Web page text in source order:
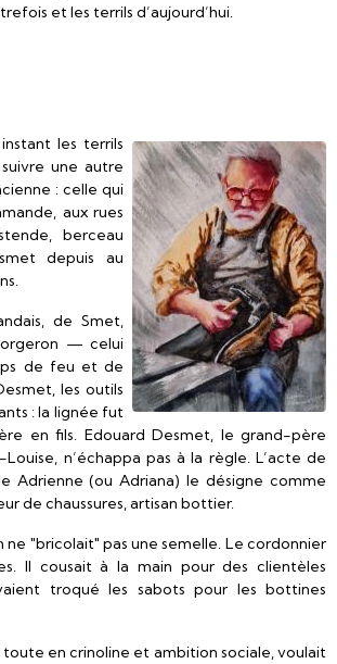
et les terrils d’aujourd’hui.
les terrils
une autre
: celle qui
aux rues
berceau
depuis au
de Smet,
— celui
de feu et de
les outils
: la lignée fut
en fils. Edouard Desmet, le grand-père
n’échappa pas à la règle. L’acte de
Adrienne (ou Adriana) le désigne comme
de chaussures, artisan bottier.
"bricolait" pas une semelle. Le cordonnier
Il cousait à la main pour des clientèles
troqué les sabots pour les bottines
en crinoline et ambition sociale, voulait